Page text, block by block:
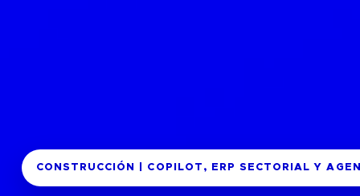
CONSTRUCCIÓN | COPILOT, ERP SECTORIAL Y